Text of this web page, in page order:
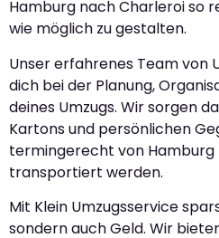
Hamburg nach Charleroi so
wie möglich zu gestalten.
Unser erfahrenes Team von
dich bei der Planung,
deines Umzugs. Wir sorgen
Kartons und persönlichen
termingerecht von Hamburg
transportiert werden.
Mit Klein Umzugsservice
sondern auch Geld. Wir